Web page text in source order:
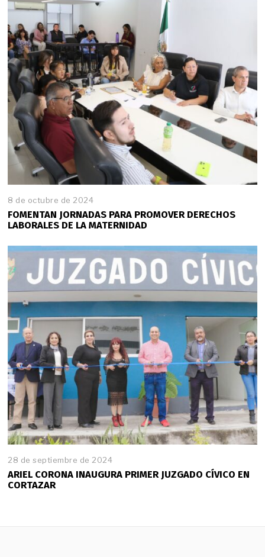
8 de octubre de 2024
FOMENTAN JORNADAS PARA PROMOVER DERECHOS
LABORALES DE LA MATERNIDAD
28 de septiembre de 2024
ARIEL CORONA INAUGURA PRIMER JUZGADO CÍVICO EN
CORTAZAR